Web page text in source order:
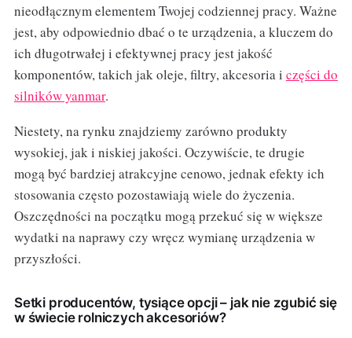
nieodłącznym elementem Twojej codziennej pracy. Ważne
jest, aby odpowiednio dbać o te urządzenia, a kluczem do
ich długotrwałej i efektywnej pracy jest jakość
komponentów, takich jak oleje, filtry, akcesoria i części do
silników yanmar.
Niestety, na rynku znajdziemy zarówno produkty
wysokiej, jak i niskiej jakości. Oczywiście, te drugie
mogą być bardziej atrakcyjne cenowo, jednak efekty ich
stosowania często pozostawiają wiele do życzenia.
Oszczędności na początku mogą przekuć się w większe
wydatki na naprawy czy wręcz wymianę urządzenia w
przyszłości.
Setki producentów, tysiące opcji – jak nie zgubić się
w świecie rolniczych akcesoriów?